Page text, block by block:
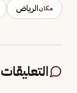
مكانالرياض
التعليقات